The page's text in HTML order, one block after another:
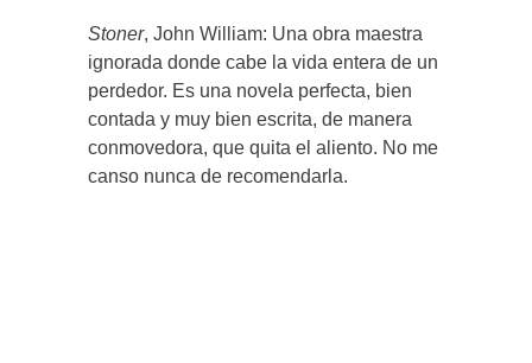
Stoner, John William: Una obra maestra
ignorada donde cabe la vida entera de un
perdedor. Es una novela perfecta, bien
contada y muy bien escrita, de manera
conmovedora, que quita el aliento. No me
canso nunca de recomendarla.